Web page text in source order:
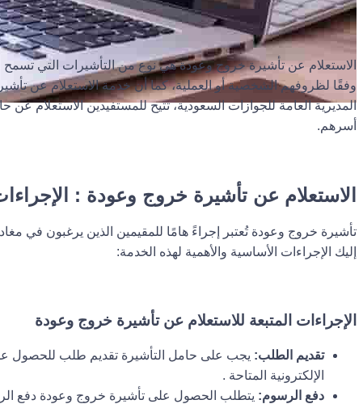
الاستعلام عن تأشيرة خروج وعودة هي نوع من التأشيرات التي تسمح
وفقًا لظروفهم الشخصية أو العملية، كما أن خدمة الاستعلام عن
المديرية العامة للجوازات السعودية، تتيح للمستفيدين الاستعلام
أسرهم.
الاستعلام عن تأشيرة خروج وعودة :
تأشيرة خروج وعودة تُعتبر إجراءً هامًا للمقيمين الذين يرغبون في
إليك الإجراءات الأساسية والأهمية لهذه الخدمة:
الإجراءات المتبعة للاستعلام عن تأشيرة خروج وعودة
تقديم الطلب: يجب على حامل التأشيرة تقديم طلب للحصول
الإلكترونية المتاحة .
دفع الرسوم: يتطلب الحصول على تأشيرة خروج وعودة دفع